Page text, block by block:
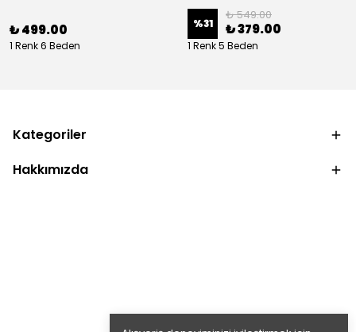
₺ 499.00
1 Renk 6 Beden
%31
₺ 549.00
₺ 379.00
1 Renk 5 Beden
Kategoriler
Hakkımızda